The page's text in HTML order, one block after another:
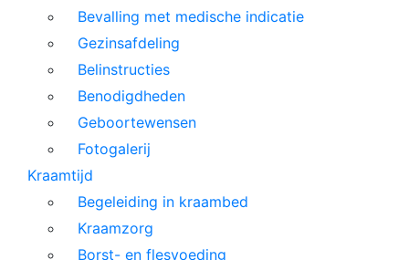
Bevalling met medische indicatie
Gezinsafdeling
Belinstructies
Benodigdheden
Geboortewensen
Fotogalerij
Kraamtijd
Begeleiding in kraambed
Kraamzorg
Borst- en flesvoeding